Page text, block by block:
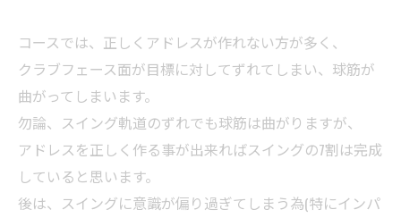
コースでは、正しくアドレスが作れない方が多く、
クラブフェース面が目標に対してずれてしまい、球筋が
曲がってしまいます。
勿論、スイング軌道のずれでも球筋は曲がりますが、
アドレスを正しく作る事が出来ればスイングの7割は完成
していると思います。
後は、スイングに意識が偏り過ぎてしまう為(特にインパ